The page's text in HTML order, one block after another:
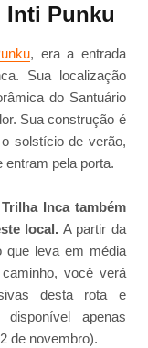
Inti Punku
, era a entrada
Sua localização
do Santuário
Sua construção é
solstício de verão,
pela porta.
Inca também
local. A partir da
que leva em média
você verá
desta rota e
apenas
de novembro).